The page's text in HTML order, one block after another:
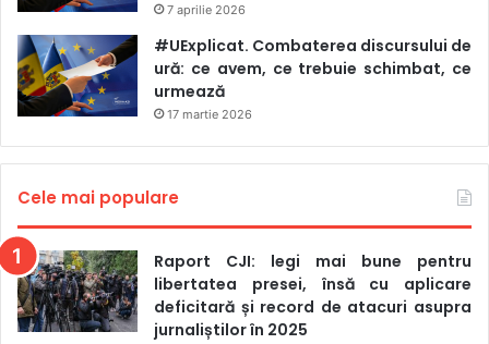
urma inițierii de către autorități a unui mecanism de
susținere a redacțiilor. Acest fapt va asigura
sustenabilitatea serviciului, activitatea redacțiilor, precum
Suntem conștienți de faptul că serviciul de abonare la
publicații periodice este unul cu impact social, oferind
acces la informație pentru cetățenii din țară”, potrivit unui
răspuns al Poștei Moldovei pentru Media Azi.
posta moldovei presa moldova
7 aprilie 2026
#UExplicat. Combaterea discursului de
ură: ce avem, ce trebuie schimbat, ce
urmează
17 martie 2026
Cele mai populare
Raport CJI: legi mai bune pentru
libertatea presei, însă cu aplicare
deficitară și record de atacuri asupra
jurnaliștilor în 2025